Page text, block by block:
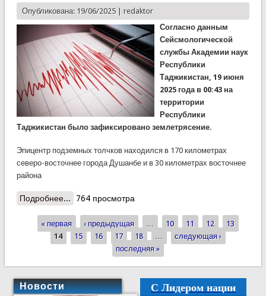
Опубликована: 19/06/2025 | redaktor
Согласно данным
Сейсмологической
службы Академии наук
Республики
Таджикистан, 19 июня
2025 года в 00:43 на
территории
Республики
Таджикистан было зафиксировано землетрясение.
Эпицентр подземных толчков находился в 170 километрах
северо-восточнее города Душанбе и в 30 километрах восточнее
района
Подробнее... о Подземные толчки в Раштском районе: без
764 просмотра
Страницы
« первая ‹ предыдущая … 10 11 12
13
14
15 16 17 18 …
следующая ›
последняя »
Новости С Лидером нации